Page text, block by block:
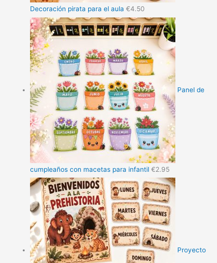
Decoración pirata para el aula €4.50
Panel de
cumpleaños con macetas para infantil €2.95
Proyecto